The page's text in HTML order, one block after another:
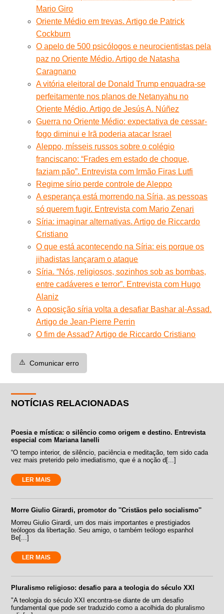
Mario Giro
Oriente Médio em trevas. Artigo de Patrick
Cockburn
O apelo de 500 psicólogos e neurocientistas pela
paz no Oriente Médio. Artigo de Natasha
Caragnano
A vitória eleitoral de Donald Trump enquadra-se
perfeitamente nos planos de Netanyahu no
Oriente Médio. Artigo de Jesús A. Núñez
Guerra no Oriente Médio: expectativa de cessar-
fogo diminui e Irã poderia atacar Israel
Aleppo, mísseis russos sobre o colégio
franciscano: “Frades em estado de choque,
faziam pão”. Entrevista com Irmão Firas Lutfi
Regime sírio perde controle de Aleppo
A esperança está morrendo na Síria, as pessoas
só querem fugir. Entrevista com Mario Zenari
Síria: imaginar alternativas. Artigo de Riccardo
Cristiano
O que está acontecendo na Síria: eis porque os
jihadistas lançaram o ataque
Síria. “Nós, religiosos, sozinhos sob as bombas,
entre cadáveres e terror”. Entrevista com Hugo
Alaniz
A oposição síria volta a desafiar Bashar al-Assad.
Artigo de Jean-Pierre Perrin
O fim de Assad? Artigo de Riccardo Cristiano
⚠️ Comunicar erro
NOTÍCIAS RELACIONADAS
Poesia e mística: o silêncio como origem e destino. Entrevista
especial com Mariana Ianelli
“O tempo interior, de silêncio, paciência e meditação, tem sido cada
vez mais preterido pelo imediatismo, que é a noção d[...]
LER MAIS
Morre Giulio Girardi, promotor do ''Cristãos pelo socialismo''
Morreu Giulio Girardi, um dos mais importantes e prestigiados
teólogos da libertação. Seu amigo, o também teólogo espanhol
Be[...]
LER MAIS
Pluralismo religioso: desafio para a teologia do século XXI
"A teologia do século XXI encontra-se diante de um desafio
fundamental que pode ser traduzido como a acolhida do pluralismo